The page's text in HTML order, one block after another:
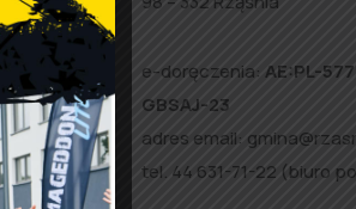
e-doręczenia: AE:PL-
GBSAJ-23
adres email:
tel. 44 631-71-22 (biuro